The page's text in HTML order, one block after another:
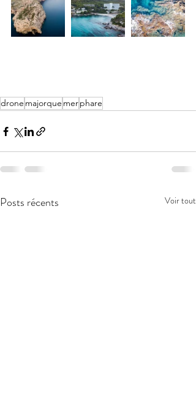
drone majorque merphare
Posts récents Voir tout